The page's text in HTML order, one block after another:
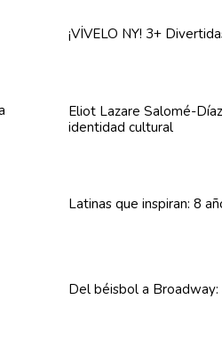
¡VÍVELO NY! 3+
Eliot Lazare Salomé-
identidad cultural
Latinas que inspiran: 8
Del béisbol a Broadway: